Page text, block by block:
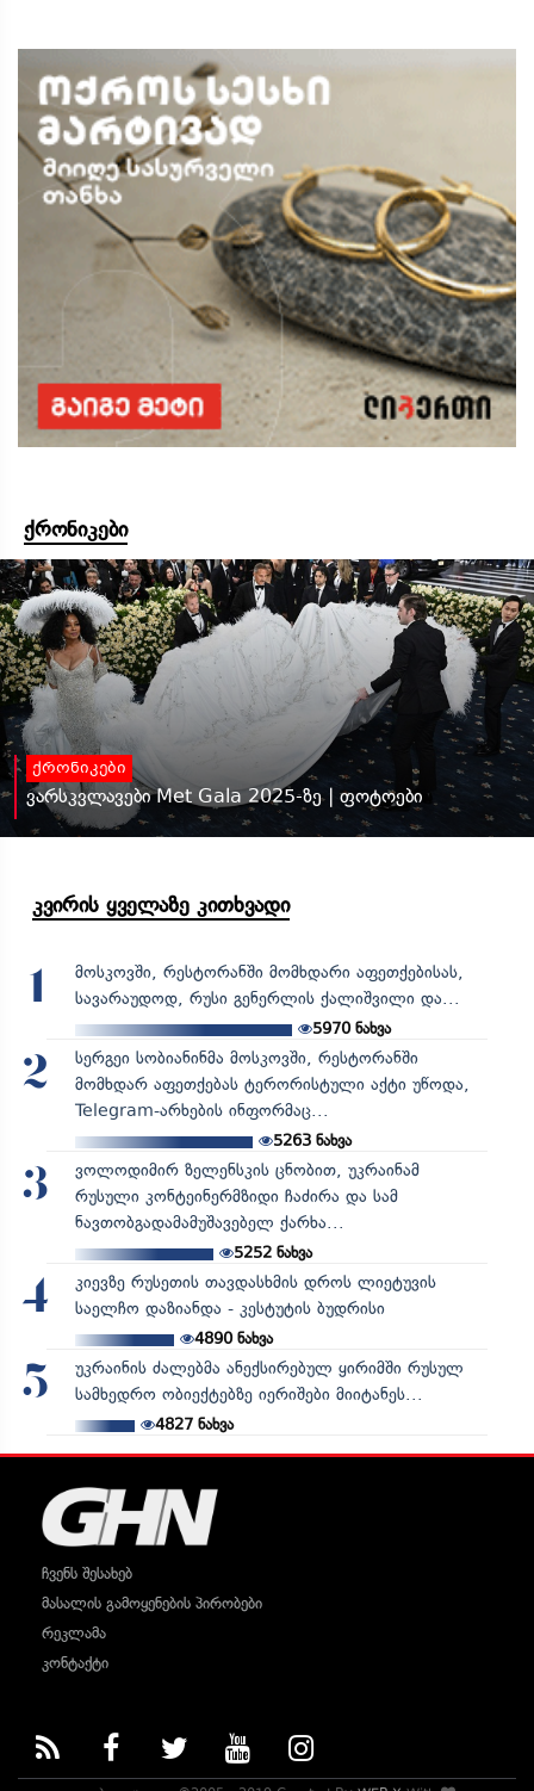
ქრონიკები
ქრონიკები
ვარსკვლავები Met Gala 2025-ზე | ფოტოები
კვირის ყველაზე კითხვადი
1
მოსკოვში, რესტორანში მომხდარი აფეთქებისას,
სავარაუდოდ, რუსი გენერლის ქალიშვილი და...
5970ნახვა
2
სერგეი სობიანინმა მოსკოვში, რესტორანში
მომხდარ აფეთქებას ტერორისტული აქტი უწოდა,
Telegram-არხების ინფორმაც...
5263ნახვა
3
ვოლოდიმირ ზელენსკის ცნობით, უკრაინამ
რუსული კონტეინერმზიდი ჩაძირა და სამ
ნავთობგადამამუშავებელ ქარხა...
5252ნახვა
4
კიევზე რუსეთის თავდასხმის დროს ლიეტუვის
საელჩო დაზიანდა - კესტუტის ბუდრისი
4890ნახვა
5
უკრაინის ძალებმა ანექსირებულ ყირიმში რუსულ
სამხედრო ობიექტებზე იერიშები მიიტანეს...
4827ნახვა
ჩვენს შესახებ
მასალის გამოყენების პირობები
რეკლამა
კონტაქტი